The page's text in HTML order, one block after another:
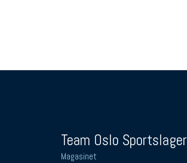
Team Oslo Sportslager
Magasinet